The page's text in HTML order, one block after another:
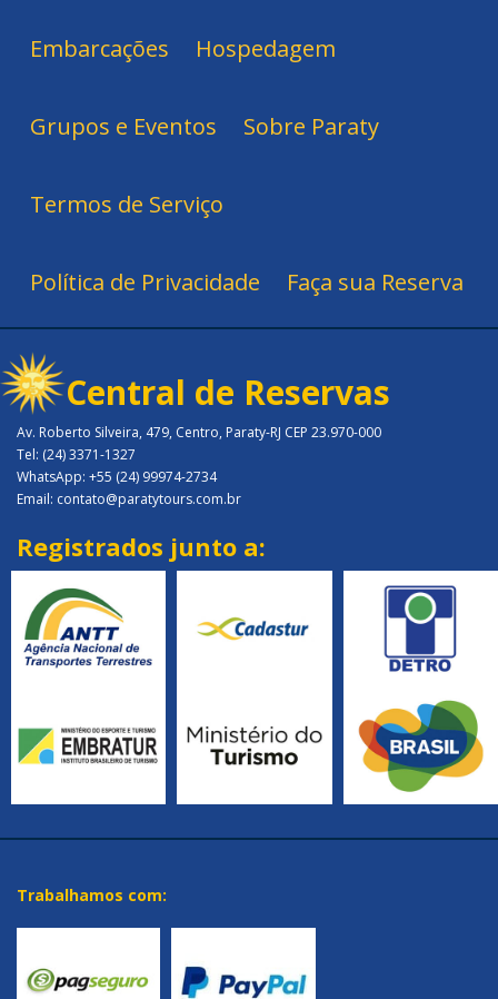
Embarcações Hospedagem
Grupos e Eventos Sobre Paraty
Termos de Serviço
Política de Privacidade Faça sua Reserva
Central de Reservas
Av. Roberto Silveira, 479, Centro, Paraty-RJ CEP 23.970-000
Tel: (24) 3371-1327
WhatsApp: +55 (24) 99974-2734
Email: contato@paratytours.com.br
Registrados junto a:
Trabalhamos com: